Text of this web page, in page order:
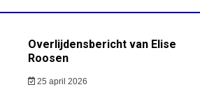
Overlijdensbericht van Elise
Roosen
25 april 2026